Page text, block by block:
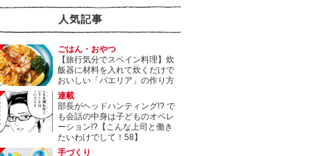
人気記事
ごはん・おやつ
【旅行気分でスペイン料理】炊
飯器に材料を入れて炊くだけで
おいしい「パエリア」の作り方
連載
部長がヘッドハンティング!? で
も会話の中身は子どものオペレ
ーション!?【こんな上司と働き
たいわけでして！58】
手づくり